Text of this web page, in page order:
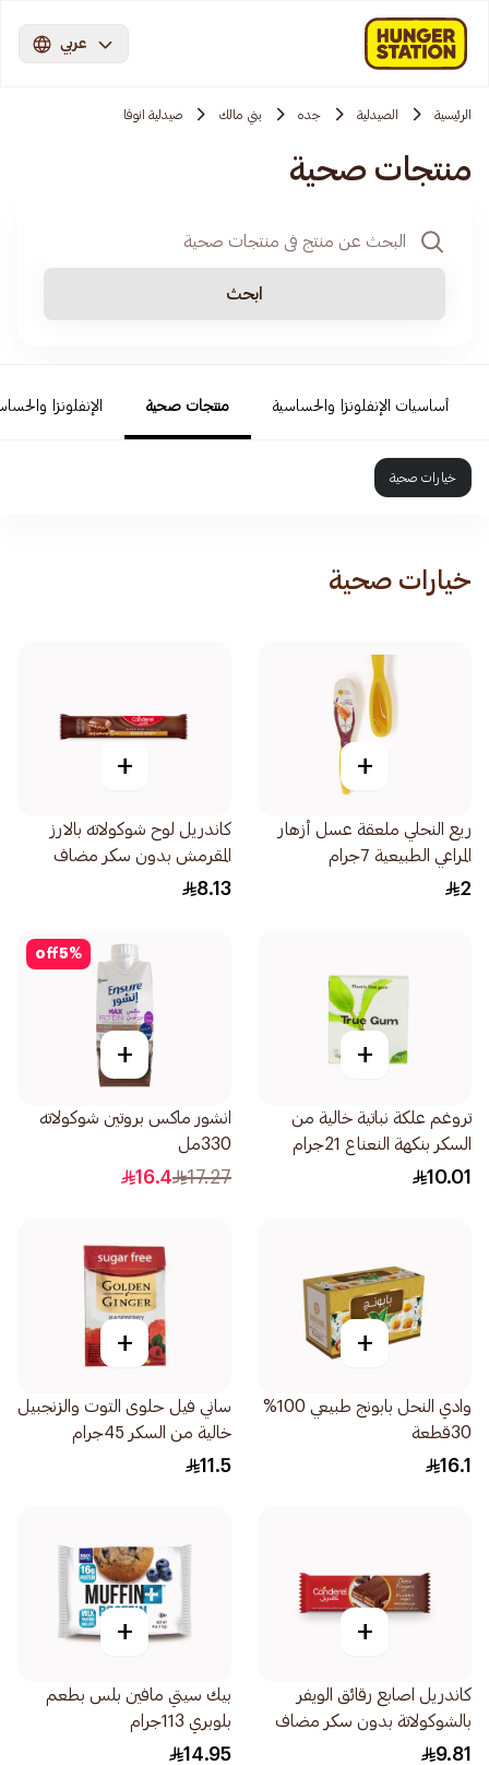
عربي
الرئيسية الصيدلية جده بني مالك صيدلية انوفا
منتجات صحية
ابحث
أساسيات الإنفلونزا والحساسية منتجات صحية الإنفلونزا
خيارات صحية
خيارات صحية
+
ريع النحلي ملعقة عسل أزهار
المراعي الطبيعية 7جرام
2
+
كاندريل لوح شوكولاته بالارز
المقرمش بدون سكر مضاف
27جرام
8.13
+
تروغم علكة نباتية خالية من
السكر بنكهة النعناع 21جرام
10.01
5%
off
+
انشور ماكس بروتين شوكولاته
330مل
17.27
16.4
+
وادي النحل بابونج طبيعي 100%
30قطعة
16.1
+
ساني فيل حلوى التوت والزنجبيل
خالية من السكر 45جرام
11.5
+
كاندريل اصابع رقائق الويفر
بالشوكولاتة بدون سكر مضاف
21.5جرام
9.81
+
بيك سيتي مافين بلس بطعم
بلوبري 113جرام
14.95